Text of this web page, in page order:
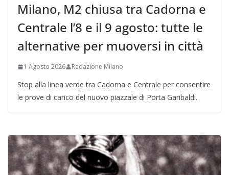
Milano, M2 chiusa tra Cadorna e
Centrale l’8 e il 9 agosto: tutte le
alternative per muoversi in città
1 Agosto 2026 Redazione Milano
Stop alla linea verde tra Cadorna e Centrale per consentire
le prove di carico del nuovo piazzale di Porta Garibaldi.